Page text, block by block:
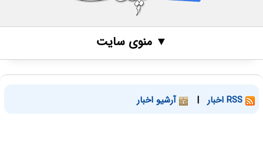
▼ منوی سایت
| آرشیو اخبار